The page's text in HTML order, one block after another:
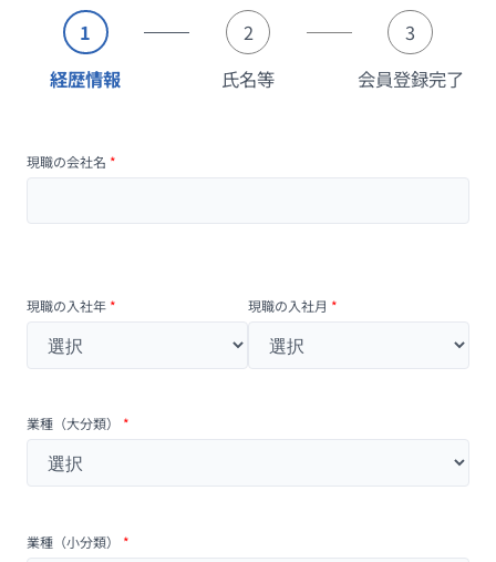
1
経歴情報
2
氏名等
3
会員登録完了
現職の会社名 *
現職の入社年 * 現職の入社月 *
業種（大分類） *
業種（小分類） *